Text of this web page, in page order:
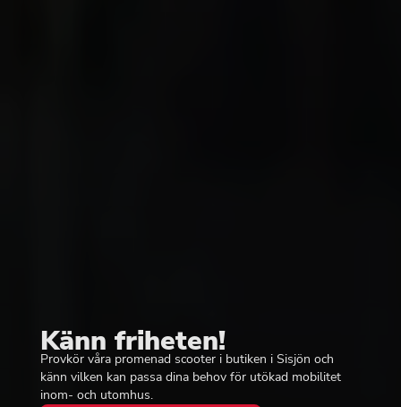
Känn friheten!
Provkör våra promenad scooter i butiken i Sisjön och
känn vilken kan passa dina behov för utökad mobilitet
inom- och utomhus.